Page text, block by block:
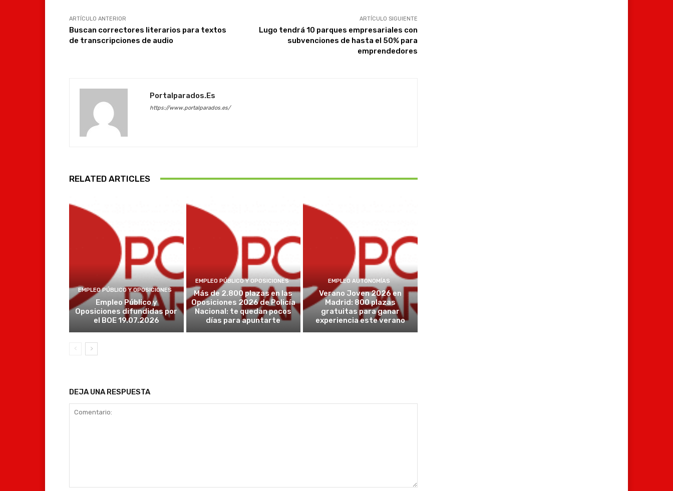
ARTÍCULO ANTERIOR
Buscan correctores literarios para textos
de transcripciones de audio
ARTÍCULO SIGUIENTE
Lugo tendrá 10 parques empresariales con
subvenciones de hasta el 50% para
emprendedores
Portalparados.es
https://www.portalparados.es/
RELATED ARTICLES
EMPLEO PÚBLICO Y OPOSICIONES
Empleo Público y
Oposiciones difundidas por
el BOE 19.07.2026
EMPLEO PÚBLICO Y OPOSICIONES
Más de 2.800 plazas en las
Oposiciones 2026 de Policía
Nacional: te quedan pocos
días para apuntarte
EMPLEO AUTONOMÍAS
Verano Joven 2026 en
Madrid: 800 plazas
gratuitas para ganar
experiencia este verano
DEJA UNA RESPUESTA